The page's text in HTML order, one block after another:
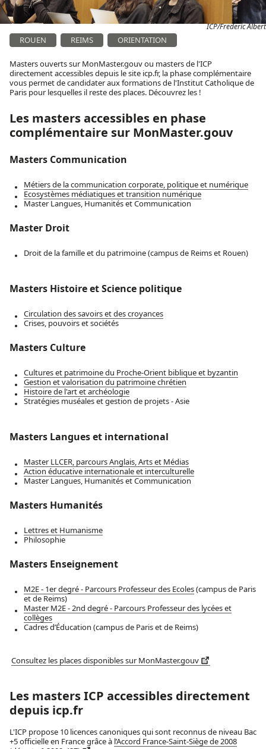
ICP/Frederic Albert
ROUEN REIMS ORIENTATION
Masters ouverts sur MonMaster.gouv ou masters de l'ICP
directement accessibles depuis le site icp.fr, la phase complémentaire
vous permet de candidater aux formations de l'Institut Catholique de
Paris pour lesquelles il reste des places. Découvrez les !
Les masters accessibles en phase
complémentaire sur MonMaster.gouv
Masters Communication
Métiers de la communication corporate, politique et numérique
Ecosystèmes médiatiques et transition numérique
Master Langues, Humanités et Communication
Master Droit
Droit de la famille et du patrimoine(campus de Reims et Rouen)
Masters Histoire et Science politique
Circulation des savoirs et des croyances
Crises, pouvoirs et sociétés
Masters Culture
Cultures et patrimoine du Proche-Orient biblique et byzantin
Gestion et valorisation du patrimoine chrétien
Histoire de l'art et archéologie
Stratégies muséales et gestion de projets - Asie
Masters Langues et international
Master LLCER, parcours Anglais, Arts et Médias
Action éducative internationale et interculturelle
Master Langues, Humanités et Communication
Masters Humanités
Lettres et Humanisme
Philosophie
Masters Enseignement
M2E - 1er degré - Parcours Professeur des Ecoles(campus de Paris
et de Reims)
Master M2E - 2nd degré - Parcours Professeur des lycées et
collèges
Cadres d’Éducation (campus de Paris et de Reims)
Consultez les places disponibles sur MonMaster.gouv
Les masters ICP accessibles directement
depuis icp.fr
L'ICP propose 10 licences canoniques qui sont reconnus de niveau Bac
+5 officielle en France grâce à l’Accord France-Saint-Siège de 2008